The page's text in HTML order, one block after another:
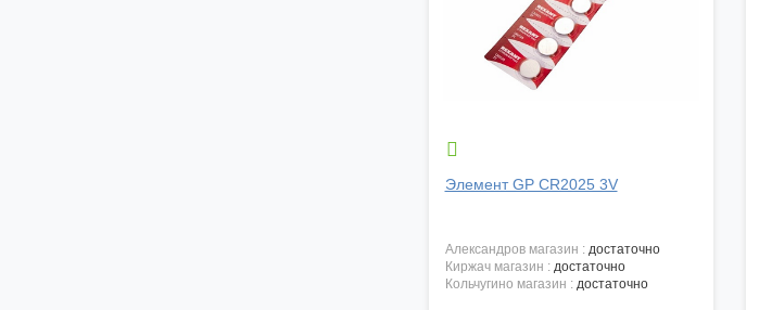

Элемент GP CR2025 3V
александров магазин : достаточно
киржач магазин : достаточно
кольчугино магазин : достаточно